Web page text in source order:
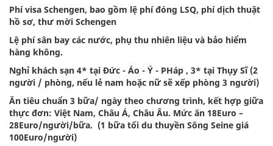
Phí visa Schengen, bao gồm lệ phí đóng LSQ, phí dịch thuật
hồ sơ, thư mời Schengen
Lệ phí sân bay các nước, phụ thu nhiên liệu và bảo hiểm
hàng không.
Nghỉ khách sạn 4* tại Đức - Áo - Ý - PHáp , 3* tại Thụy Sĩ (2
người / phòng, nếu lẻ nam hoặc nữ sẽ xếp phòng 3 người)
Ăn tiêu chuẩn 3 bữa/ ngày theo chương trình, kết hợp giữa
thực đơn: Việt Nam, Châu Á, Châu Âu. Mức ăn 18Euro –
28Euro/người/bữa. (1 bữa tối du thuyền Sông Seine giá
100Euro/người)